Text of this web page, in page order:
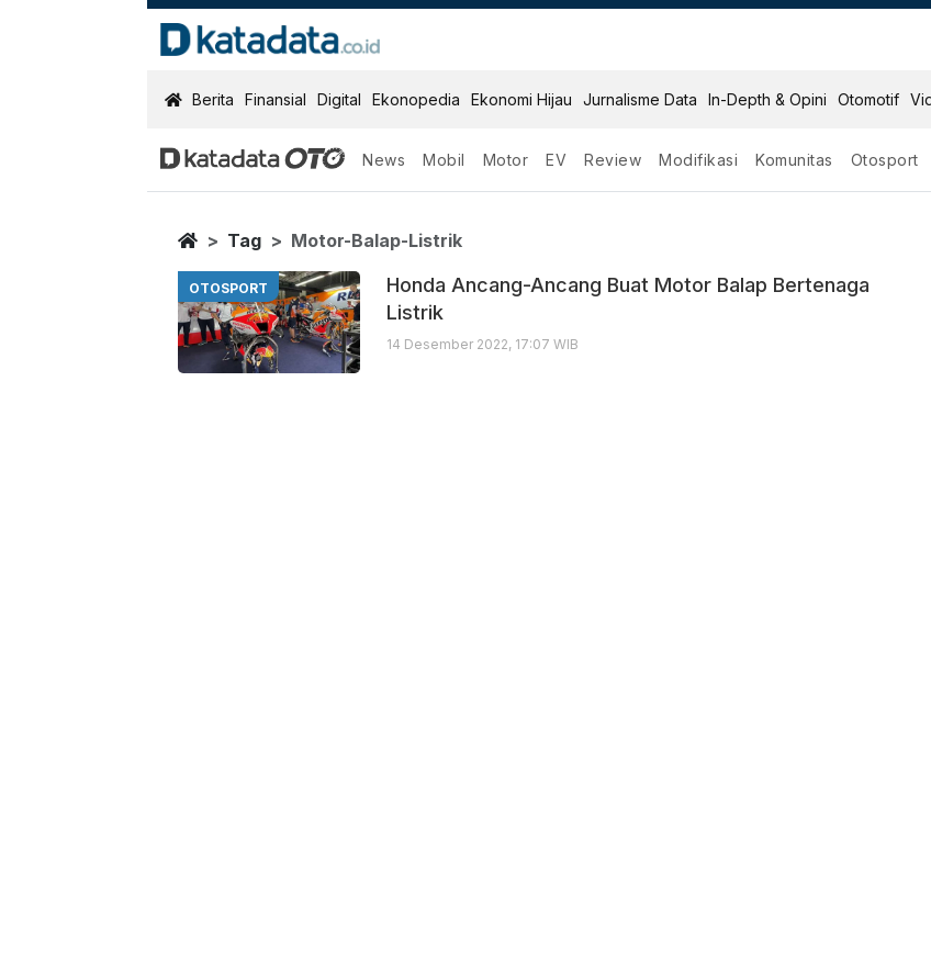
KatadataOTO
Berita Finansial Digital Ekonopedia Ekonomi Hijau Jurnalisme Data In-Depth & Opini Otomotif
News Mobil Motor EV Review Modifikasi Komunitas Otosport
Motor Balap Listrik
Berita Terbaru
Home
Tag Motor-Balap-Listrik
OTOSPORT
Honda Ancang-Ancang Buat Motor Balap Bertenaga
Listrik
14 Desember 2022, 17:07 WIB